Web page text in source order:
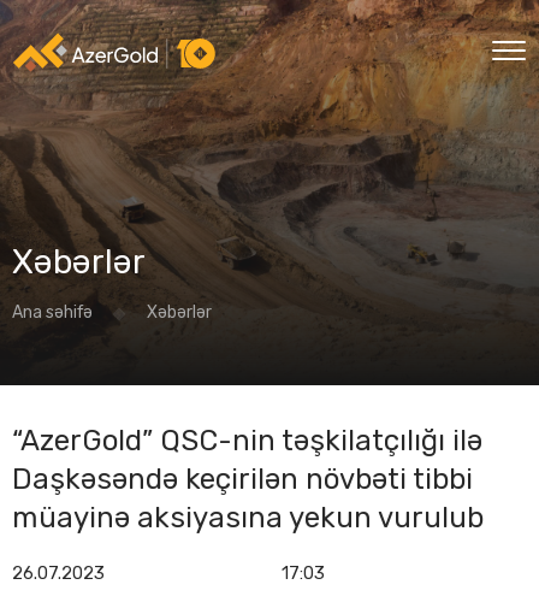
Xəbərlər
Ana səhifə Xəbərlər
“AzerGold” QSC-nin təşkilatçılığı ilə
Daşkəsəndə keçirilən növbəti tibbi
müayinə aksiyasına yekun vurulub
26.07.2023 17:03